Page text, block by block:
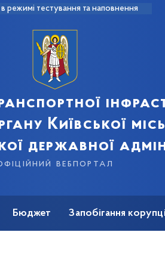
режимі тестування та наповнення
Київської
державної
вебпортал
Бюджет Запобігання